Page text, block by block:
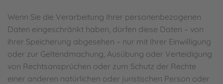
Wenn Sie die Verarbeitung Ihrer personenbezogenen
Daten eingeschränkt haben, dürfen diese Daten – von
ihrer Speicherung abgesehen – nur mit Ihrer Einwilligung
oder zur Geltendmachung, Ausübung oder Verteidigung
von Rechtsansprüchen oder zum Schutz der Rechte
einer anderen natürlichen oder juristischen Person oder